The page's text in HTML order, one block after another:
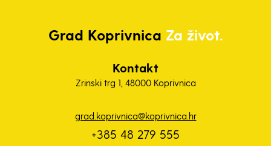
Grad Koprivnica Za život.
Kontakt
Zrinski trg 1, 48000 Koprivnica
grad.koprivnica@koprivnica.hr
+385 48 279 555